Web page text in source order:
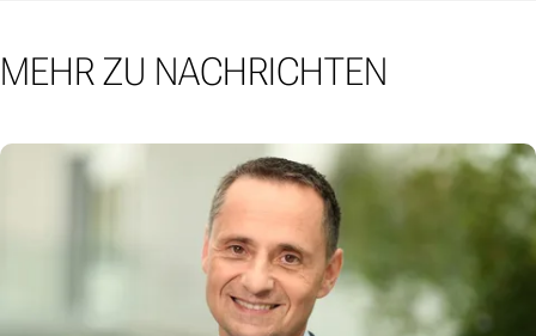
MEHR ZU NACHRICHTEN